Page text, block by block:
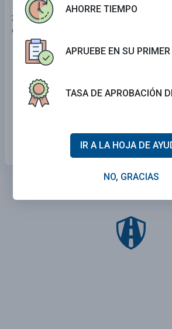
30 . En las intersecciones, cruces
de tren, siempre debe:
Detenerse, escuchar y
Mirar a los lados del vehículo
viene.
parecen detenerse sin
AHORRE TIEMPO
APRUEBE EN SU
TASA DE APROBACIÓN
IR A LA HOJA DE
NO, GRACIAS